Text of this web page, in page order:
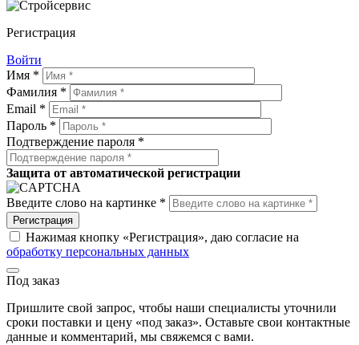
Регистрация
Войти
Имя *
Фамилия *
Email *
Пароль *
Подтверждение пароля *
Защита от автоматической регистрации
Введите слово на картинке *
Регистрация
Нажимая кнопку «Регистрация», даю согласие на
обработку персональных данных
Под заказ
Пришлите свой запрос, чтобы наши специалисты уточнили
сроки поставки и цену «под заказ». Оставьте свои контактные
данные и комментарий, мы свяжемся с вами.